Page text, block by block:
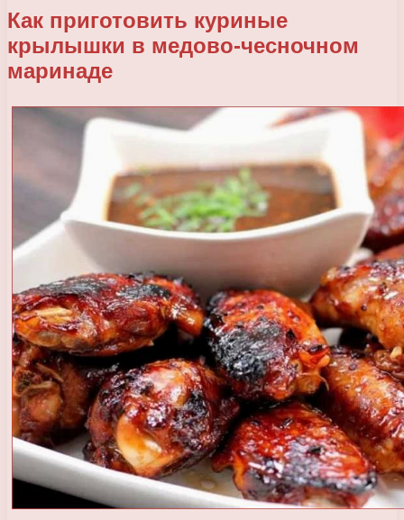
Как приготовить куриные
крылышки в медово-чесночном
маринаде